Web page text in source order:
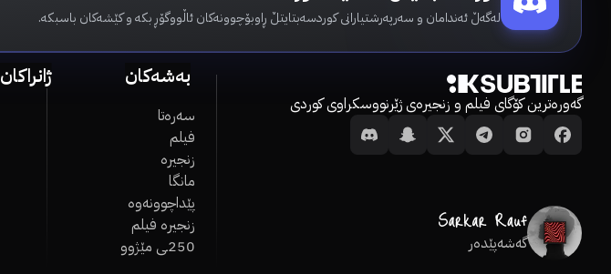
لەگەڵ ئەندامان و سەرپەرشتیارانی کوردسەبتایتڵ ڕاوبۆچوونەکان ئاڵووگۆڕ بکە و کێشەکان باسبکە.
گەورەترین کۆگای فیلم و زنجیرەی ژێرنووسکراوی کوردی
گەشەپێدەر
بەشەکان
سەرەتا
فیلم
زنجیرە
مانگا
پێداچوونەوە
زنجیرە فیلم
250ـی مێژوو
ژانراکان